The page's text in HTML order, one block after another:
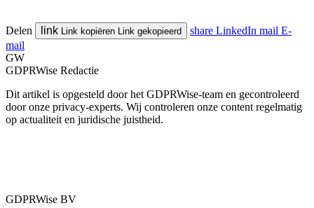
Delen link Link kopiëren Link gekopieerd share LinkedIn mail E-
mail
GW
GDPRWise Redactie
Dit artikel is opgesteld door het GDPRWise-team en gecontroleerd
door onze privacy-experts. Wij controleren onze content regelmatig
op actualiteit en juridische juistheid.
GDPRWise BV